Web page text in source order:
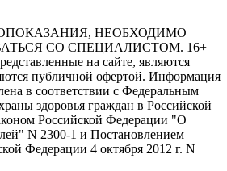
НЕОБХОДИМО
СО СПЕЦИАЛИСТОМ. 16+
на сайте, являются
публичной офертой. Информация
в соответствии с Федеральным
здоровья граждан в Российской
Российской Федерации "О
N 2300-1 и Постановлением
Федерации 4 октября 2012 г. N